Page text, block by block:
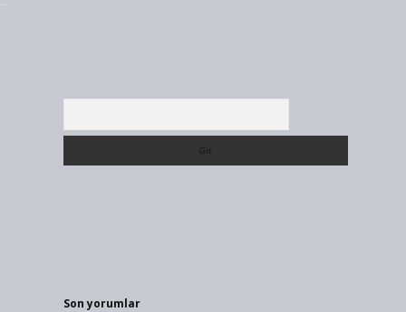
Son yorumlar